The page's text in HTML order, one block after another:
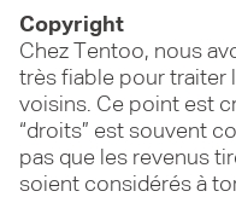
Copyright
Chez Tentoo, nous
très fiable pour traiter
voisins. Ce point est
“droits” est souvent
pas que les revenus
soient considérés à